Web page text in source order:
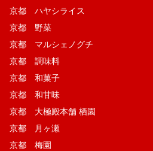
京都 ハヤシライス
京都 野菜
京都 マルシェノグチ
京都 調味料
京都 和菓子
京都 和甘味
京都 大極殿本舗 栖園
京都 月ヶ瀬
京都 梅園